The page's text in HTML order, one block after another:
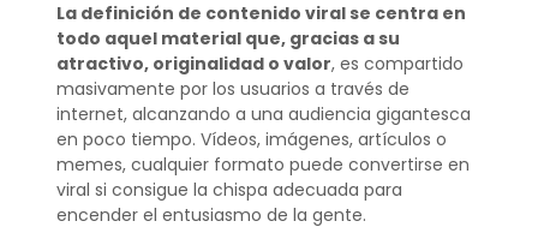
La definición de contenido viral se centra en
todo aquel material que, gracias a su
atractivo, originalidad o valor, es compartido
masivamente por los usuarios a través de
internet, alcanzando a una audiencia gigantesca
en poco tiempo. Vídeos, imágenes, artículos o
memes, cualquier formato puede convertirse en
viral si consigue la chispa adecuada para
encender el entusiasmo de la gente.